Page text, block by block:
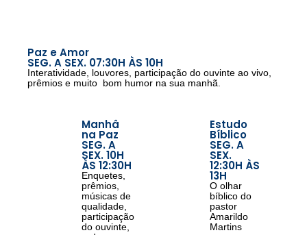
Paz e Amor
SEG. A SEX. 07:30H ÀS 10H
Interatividade, louvores, participação do ouvinte ao vivo,
prêmios e muito bom humor na sua manhã.
Manhâ
na Paz
SEG. A
SEX. 10H
ÀS 12:30H
Enquetes,
prêmios,
músicas de
qualidade,
participação
do ouvinte,
Estudo
Bíblico
SEG. A
SEX.
12:30H ÀS
13H
O olhar
bíblico do
pastor
Amarildo
Martins